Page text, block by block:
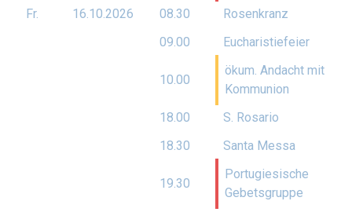
Fr.
16.10.2026 08.30
Rosenkranz
09.00
Eucharistiefeier
10.00
ökum. Andacht mit
Kommunion
18.00
S. Rosario
18.30
Santa Messa
19.30
Portugiesische
Gebetsgruppe